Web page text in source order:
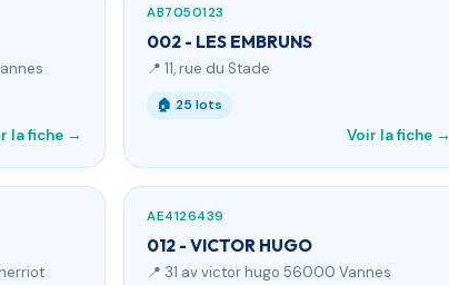
la fiche →
AB7050123
002 - LES EMBRUNS
📍 11, rue du Stade
🏠 25 lots
Voir la fiche →
AE4126439
012 - VICTOR HUGO
📍 31 av victor hugo 56000 Vannes